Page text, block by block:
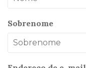
Sobrenome